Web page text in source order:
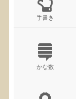
手書き
かな数